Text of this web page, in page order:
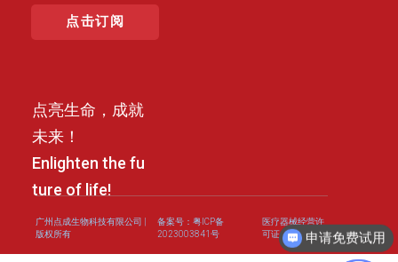
点击订阅
点亮生命，成就
未来！
Enlighten the fu
ture of life!
广州点成生物科技有限公司 |
版权所有
备案号：粤ICP备
2023003841号
医疗器械经营许
可证
申请免费试用